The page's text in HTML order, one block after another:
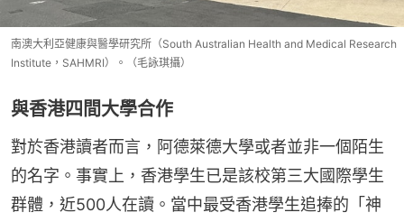
南澳大利亞健康與醫學研究所（South Australian Health and Medical Research
Institute，SAHMRI）。（毛詠琪攝）
與香港四間大學合作
對於香港讀者而言，阿德萊德大學或者並非一個陌生
的名字。事實上，香港學生已是該校第三大國際學生
群體，近500人在讀。當中最受香港學生追捧的「神